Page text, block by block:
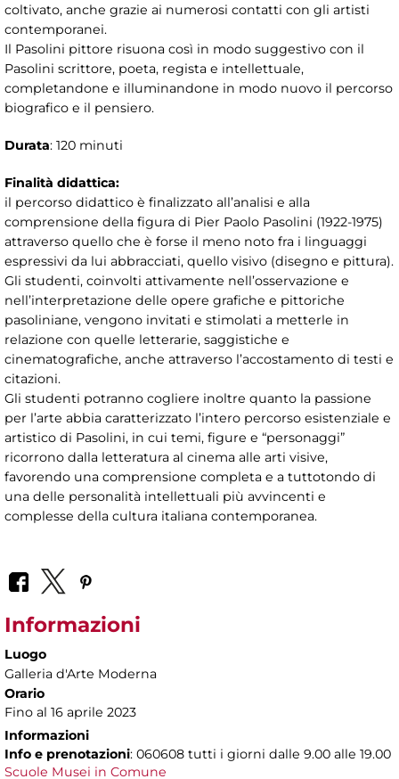
coltivato, anche grazie ai numerosi contatti con gli artisti
contemporanei.
Il Pasolini pittore risuona così in modo suggestivo con il
Pasolini scrittore, poeta, regista e intellettuale,
completandone e illuminandone in modo nuovo il percorso
biografico e il pensiero.
Durata: 120 minuti
Finalità didattica:
il percorso didattico è finalizzato all’analisi e alla
comprensione della figura di Pier Paolo Pasolini (1922-1975)
attraverso quello che è forse il meno noto fra i linguaggi
espressivi da lui abbracciati, quello visivo (disegno e pittura).
Gli studenti, coinvolti attivamente nell’osservazione e
nell’interpretazione delle opere grafiche e pittoriche
pasoliniane, vengono invitati e stimolati a metterle in
relazione con quelle letterarie, saggistiche e
cinematografiche, anche attraverso l’accostamento di testi e
citazioni.
Gli studenti potranno cogliere inoltre quanto la passione
per l’arte abbia caratterizzato l’intero percorso esistenziale e
artistico di Pasolini, in cui temi, figure e “personaggi”
ricorrono dalla letteratura al cinema alle arti visive,
favorendo una comprensione completa e a tuttotondo di
una delle personalità intellettuali più avvincenti e
complesse della cultura italiana contemporanea.
Informazioni
Luogo
Galleria d'Arte Moderna
Orario
Fino al 16 aprile 2023
Informazioni
Info e prenotazioni: 060608 tutti i giorni dalle 9.00 alle 19.00
Scuole Musei in Comune